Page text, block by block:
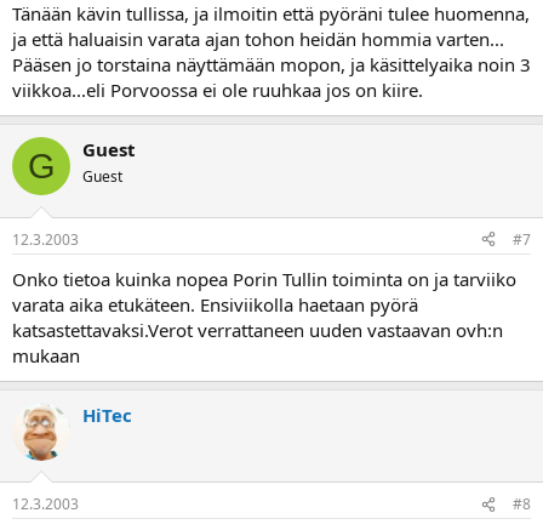
Tänään kävin tullissa, ja ilmoitin että pyöräni tulee huomenna,
ja että haluaisin varata ajan tohon heidän hommia varten...
Pääsen jo torstaina näyttämään mopon, ja käsittelyaika noin 3
viikkoa...eli Porvoossa ei ole ruuhkaa jos on kiire.
G Guest
Guest
12.3.2003 #7
Onko tietoa kuinka nopea Porin Tullin toiminta on ja tarviiko
varata aika etukäteen. Ensiviikolla haetaan pyörä
katsastettavaksi.Verot verrattaneen uuden vastaavan ovh:n
mukaan
HiTec
12.3.2003 #8